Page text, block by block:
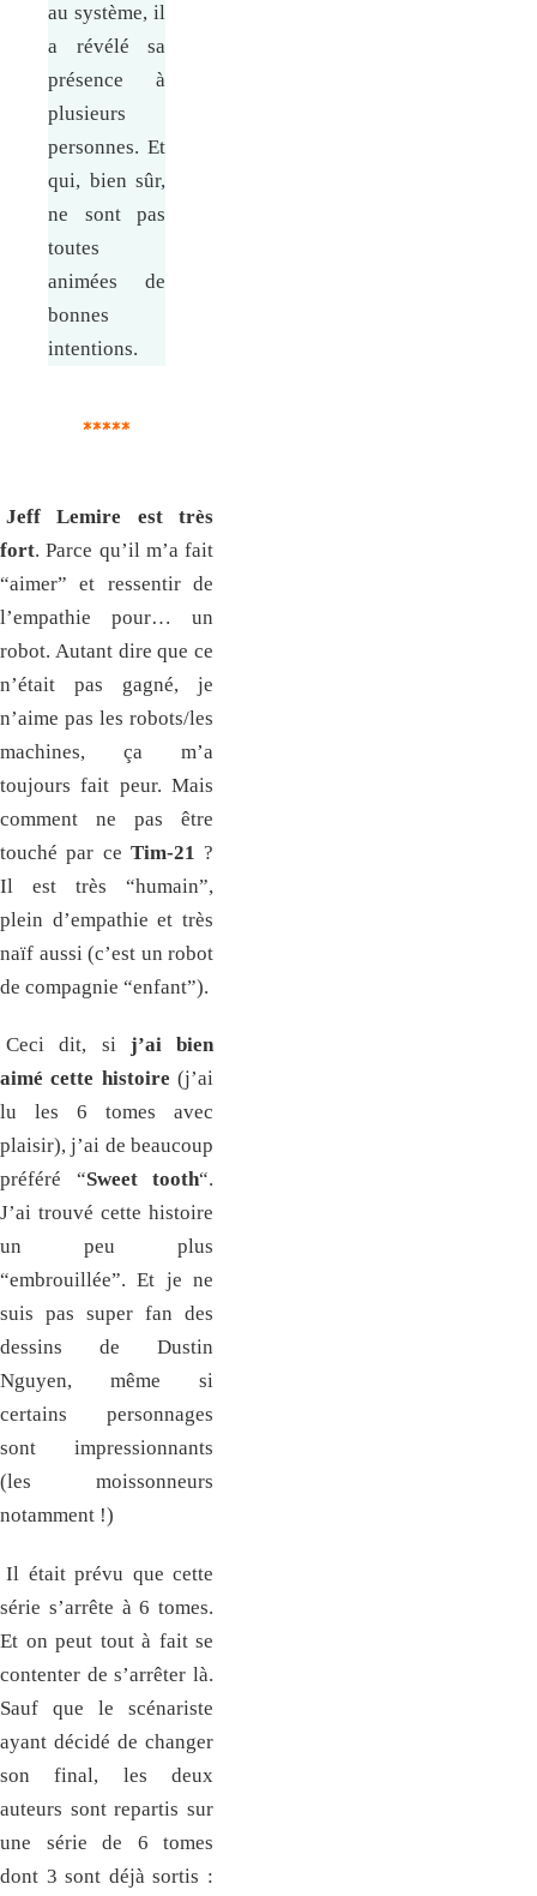
au système, il
a révélé sa
présence à
plusieurs
personnes. Et
qui, bien sûr,
ne sont pas
toutes
animées de
bonnes
intentions.
*****
Jeff Lemire est très
fort. Parce qu’il m’a fait
“aimer” et ressentir de
l’empathie pour… un
robot. Autant dire que ce
n’était pas gagné, je
n’aime pas les robots/les
machines, ça m’a
toujours fait peur. Mais
comment ne pas être
touché par ce Tim-21 ?
Il est très “humain”,
plein d’empathie et très
naïf aussi (c’est un robot
de compagnie “enfant”).
Ceci dit, si j’ai bien
aimé cette histoire (j’ai
lu les 6 tomes avec
plaisir), j’ai de beaucoup
préféré “Sweet tooth“.
J’ai trouvé cette histoire
un peu plus
“embrouillée”. Et je ne
suis pas super fan des
dessins de Dustin
Nguyen, même si
certains personnages
sont impressionnants
(les moissonneurs
notamment !)
Il était prévu que cette
série s’arrête à 6 tomes.
Et on peut tout à fait se
contenter de s’arrêter là.
Sauf que le scénariste
ayant décidé de changer
son final, les deux
auteurs sont repartis sur
une série de 6 tomes
dont 3 sont déjà sortis :